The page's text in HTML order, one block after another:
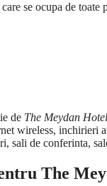
se ocupa de toate
de The Meydan
wireless,
sali de conferinta,
The